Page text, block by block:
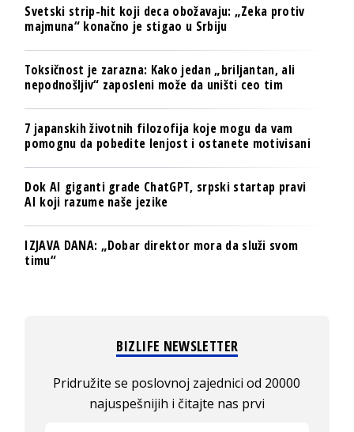
Svetski strip-hit koji deca obožavaju: „Zeka protiv
majmuna“ konačno je stigao u Srbiju
Toksičnost je zarazna: Kako jedan „briljantan, ali
nepodnošljiv“ zaposleni može da uništi ceo tim
7 japanskih životnih filozofija koje mogu da vam
pomognu da pobedite lenjost i ostanete motivisani
Dok AI giganti grade ChatGPT, srpski startap pravi
AI koji razume naše jezike
IZJAVA DANA: „Dobar direktor mora da služi svom
timu“
BIZLIFE NEWSLETTER
Pridružite se poslovnoj zajednici od 20000
najuspešnijih i čitajte nas prvi